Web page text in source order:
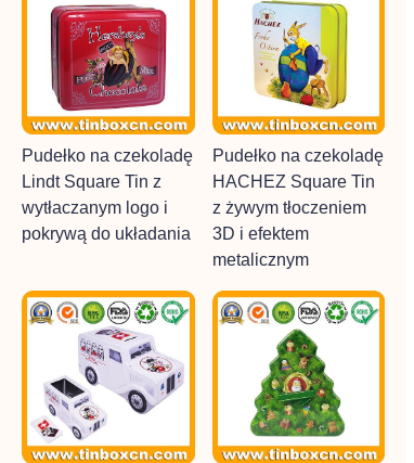
Pudełko na czekoladę
Lindt Square Tin z
wytłaczanym logo i
pokrywą do układania
Pudełko na czekoladę
HACHEZ Square Tin
z żywym tłoczeniem
3D i efektem
metalicznym